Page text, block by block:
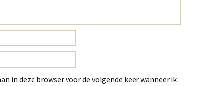
in deze browser voor de volgende keer wanneer ik